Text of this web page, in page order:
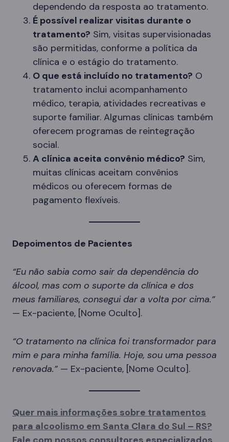
dependendo da resposta ao tratamento.
É possível realizar visitas durante o
tratamento? Sim, visitas supervisionadas
são permitidas, conforme a política da
clínica e o estágio do tratamento.
O que está incluído no tratamento? O
tratamento inclui acompanhamento
médico, terapia, atividades recreativas e
suporte familiar. Algumas clínicas também
oferecem programas de reintegração
social.
A clínica aceita convênio médico? Sim,
muitas clínicas aceitam convênios
médicos ou oferecem formas de
pagamento flexíveis.
Depoimentos de Pacientes
“Eu não sabia como sair da dependência do
álcool, mas com o suporte da clínica e dos
meus familiares, consegui dar a volta por cima.”
— Ex-paciente, [Nome Oculto].
“O tratamento na clínica foi transformador para
mim e para minha família. Hoje, sou uma pessoa
renovada.” — Ex-paciente, [Nome Oculto].
Quer mais informações sobre tratamentos
para alcoolismo em Santa Clara do Sul – RS?